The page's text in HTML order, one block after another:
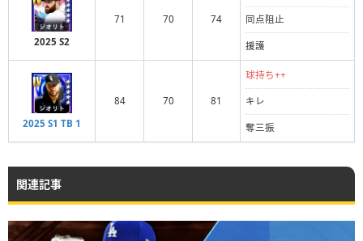
2025 S2
71 70 74 同点阻止
援護
2025 S1 TB 1
84 70 81
球持ち++
キレ
奪三振
関連記事